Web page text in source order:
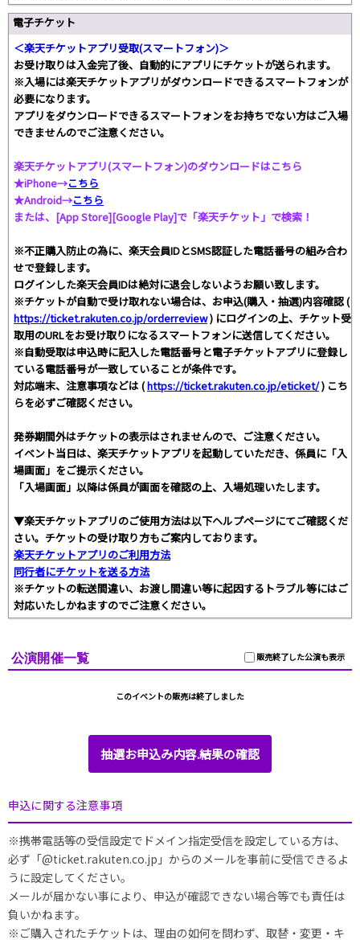
電子チケット
＜楽天チケットアプリ受取(スマートフォン)＞
お受け取りは入金完了後、自動的にアプリにチケットが送られます。
※入場には楽天チケットアプリがダウンロードできるスマートフォンが
必要になります。
アプリをダウンロードできるスマートフォンをお持ちでない方はご入場
できませんのでご注意ください。
楽天チケットアプリ(スマートフォン)のダウンロードはこちら
★iPhone→こちら
★Android→こちら
または、[App Store][Google Play]で「楽天チケット」で検索！
※不正購入防止の為に、楽天会員IDとSMS認証した電話番号の組み合わ
せで登録します。
ログインした楽天会員IDは絶対に退会しないようお願い致します。
※チケットが自動で受け取れない場合は、お申込(購入・抽選)内容確認 (
https://ticket.rakuten.co.jp/orderreview) にログインの上、チケット受
取用のURLをお受け取りになるスマートフォンに送信してください。
※自動受取は申込時に記入した電話番号と電子チケットアプリに登録し
ている電話番号が一致していることが条件です。
対応端末、注意事項などは (https://ticket.rakuten.co.jp/eticket/) こち
らを必ずご確認ください。
発券期間外はチケットの表示はされませんので、ご注意ください。
イベント当日は、楽天チケットアプリを起動していただき、係員に「入
場画面」をご提示ください。
「入場画面」以降は係員が画面を確認の上、入場処理いたします。
▼楽天チケットアプリのご使用方法は以下ヘルプページにてご確認くだ
さい。チケットの受け取り方もご案内しております。
楽天チケットアプリのご利用方法
同行者にチケットを送る方法
※チケットの転送間違い、お渡し間違い等に起因するトラブル等にはご
対応いたしかねますのでご注意ください。
販売終了した公演も表示
公演開催一覧
このイベントの販売は終了しました
抽選お申込み内容.結果の確認
申込に関する注意事項
※携帯電話等の受信設定でドメイン指定受信を設定している方は、
必ず「@ticket.rakuten.co.jp」からのメールを事前に受信できるよ
うに設定してください。
メールが届かない事により、申込が確認できない場合等でも責任は
負いかねます。
※ご購入されたチケットは、理由の如何を問わず、取替・変更・キ